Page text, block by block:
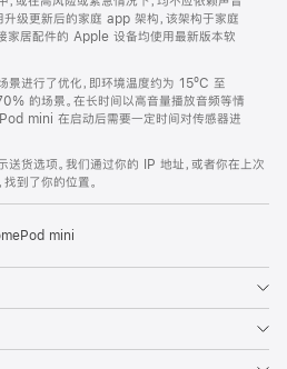
升级更新后的家庭 app 架构，该架构于家庭
家居配件的 Apple 设备均使用最新版本软
景进行了优化，即环境温度约为 15ºC 至
的场景。在长时间以高音量播放音频等情
mini 在启动后需要一定时间对传感器进
送货选项。我们通过你的 IP 地址，或者你在上次
到了你的位置。
mini